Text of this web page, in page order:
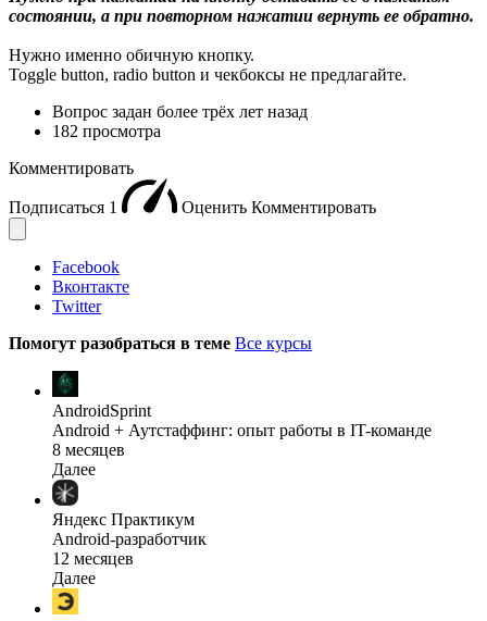
состоянии, а при повторном нажатии вернуть ее обратно.
Нужно именно обичную кнопку.
Toggle button, radio button и чекбоксы не предлагайте.
Вопрос задан более трёх лет назад
182 просмотра
Комментировать
Подписаться 1 Оценить Комментировать
Facebook
Вконтакте
Twitter
Помогут разобраться в теме Все курсы
AndroidSprint
Android + Аутстаффинг: опыт работы в IT-команде
8 месяцев
Далее
Яндекс Практикум
Android-разработчик
12 месяцев
Далее